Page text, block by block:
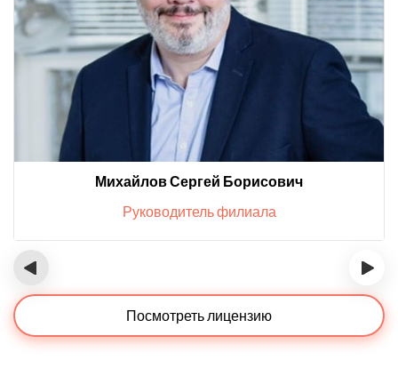
Михайлов Сергей Борисович
Руководитель филиала
‹ ›
Посмотреть лицензию